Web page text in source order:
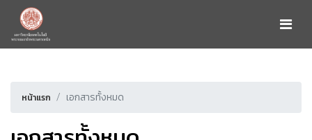
หน้าแรก เอกสารทั้งหมด